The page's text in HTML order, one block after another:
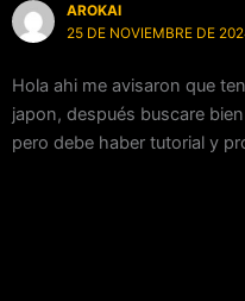
AROKAI
25 DE NOVIEMBRE DE
Hola ahi me avisaron que
japon, después buscare
pero debe haber tutorial y